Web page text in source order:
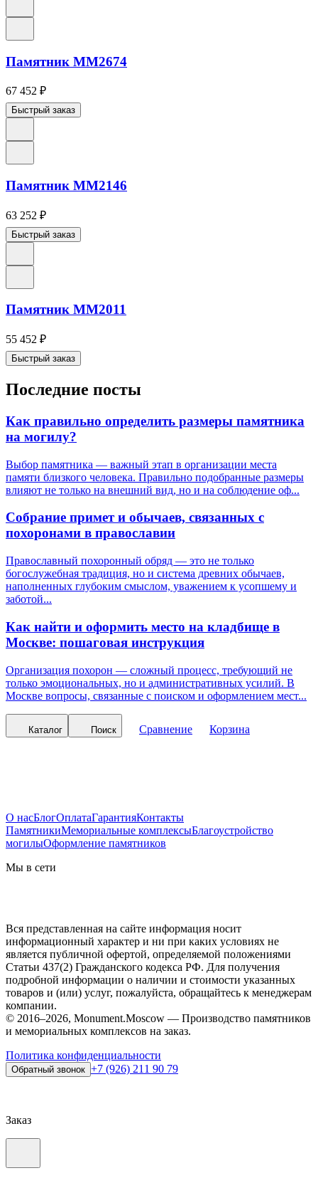
Памятник ММ2674
67 452 ₽
Быстрый заказ
Памятник ММ2146
63 252 ₽
Быстрый заказ
Памятник ММ2011
55 452 ₽
Быстрый заказ
Последние посты
Как правильно определить размеры памятника
на могилу?
Выбор памятника — важный этап в организации места
памяти близкого человека. Правильно подобранные размеры
влияют не только на внешний вид, но и на соблюдение оф...
Собрание примет и обычаев, связанных с
похоронами в православии
Православный похоронный обряд — это не только
богослужебная традиция, но и система древних обычаев,
наполненных глубоким смыслом, уважением к усопшему и
заботой...
Как найти и оформить место на кладбище в
Москве: пошаговая инструкция
Организация похорон — сложный процесс, требующий не
только эмоциональных, но и административных усилий. В
Москве вопросы, связанные с поиском и оформлением мест...
Каталог Поиск Сравнение Корзина
О насБлогОплатаГарантияКонтакты
ПамятникиМемориальные комплексыБлагоустройство
могилыОформление памятников
Мы в сети
Вся представленная на сайте информация носит
информационный характер и ни при каких условиях не
является публичной офертой, определяемой положениями
Статьи 437(2) Гражданского кодекса РФ. Для получения
подробной информации о наличии и стоимости указанных
товаров и (или) услуг, пожалуйста, обращайтесь к менеджерам
компании.
© 2016–2026, Monument.Moscow — Производство памятников
и мемориальных комплексов на заказ.
Политика конфиденциальности
Обратный звонок +7 (926) 211 90 79
Заказ